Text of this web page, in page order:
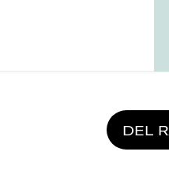
DEL